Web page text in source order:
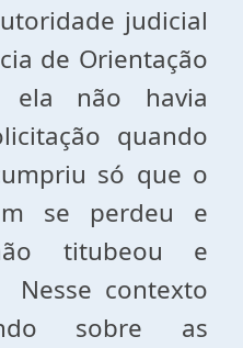
judicial
de Orientação
ela não havia
quando
só que o
se perdeu e
titubeou e
Nesse contexto
sobre as